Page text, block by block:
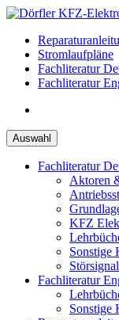
Zum
springen
Stromlaufpläne
Fachliteratur
Fachliteratur
Auswahl
Fachliteratur
Aktoren
KFZ
Sonstige
Fachliteratur
Sonstige